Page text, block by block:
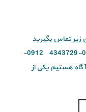
زیر تماس بگیرید
026-37423401 026-33411690 0935-4343729 0912-
آگاه هستیم یکی از